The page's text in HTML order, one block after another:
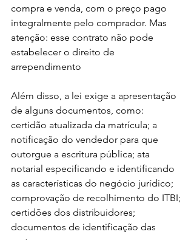
compra e venda, com o preço pago
integralmente pelo comprador. Mas
atenção: esse contrato não pode
estabelecer o direito de
arrependimento
Além disso, a lei exige a apresentação
de alguns documentos, como:
certidão atualizada da matrícula; a
notificação do vendedor para que
outorgue a escritura pública; ata
notarial especificando e identificando
as características do negócio jurídico;
comprovação de recolhimento do ITBI;
certidões dos distribuidores;
documentos de identificação das